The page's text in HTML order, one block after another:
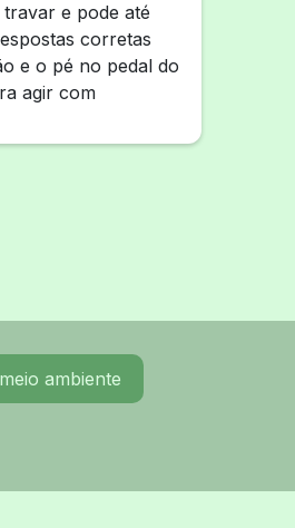
e pode até
corretas
e o pé no pedal do
agir com
ambiente